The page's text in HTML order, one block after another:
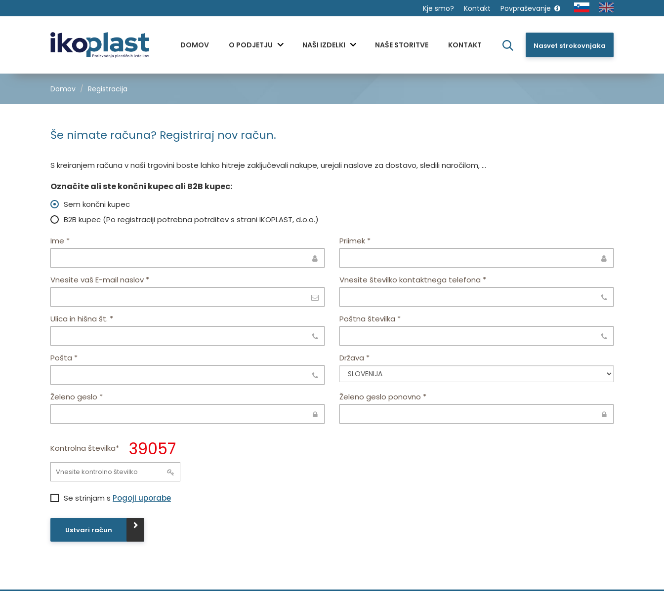
Kje smo? Kontakt Povpraševanje
DOMOV O PODJETJU NAŠI IZDELKI NAŠE STORITVE KONTAKT Nasvet strokovnjaka
Domov Registracija
Še nimate računa? Registriraj nov račun.
S kreiranjem računa v naši trgovini boste lahko hitreje zaključevali nakupe, urejali naslove za dostavo, sledili naročilom, ...
Označite ali ste končni kupec ali B2B kupec:
Sem končni kupec
B2B kupec (Po registraciji potrebna potrditev s strani IKOPLAST, d.o.o.)
Ime * Priimek *
Vnesite vaš E-mail naslov * Vnesite številko kontaktnega telefona *
Ulica in hišna št. * Poštna številka *
Pošta * Država *
Želeno geslo * Želeno geslo ponovno *
Kontrolna številka* 39057
Se strinjam s Pogoji uporabe
Ustvari račun